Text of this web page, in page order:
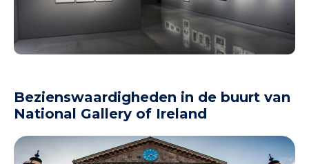
Bezienswaardigheden in de buurt van
National Gallery of Ireland